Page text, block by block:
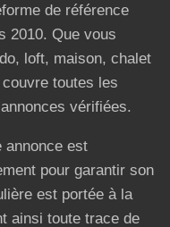
de référence
2010. Que vous
loft, maison, chalet
toutes les
vérifiées.
annonce est
pour garantir son
est portée à la
ainsi toute trace de